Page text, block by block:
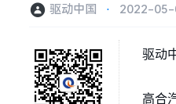
驱动中国 ⋅ 2022-
驱动
高合